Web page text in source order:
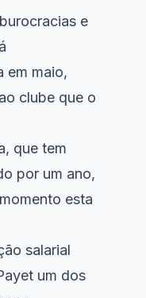
e
em maio,
clube que o
que tem
por um ano,
esta
salarial
um dos